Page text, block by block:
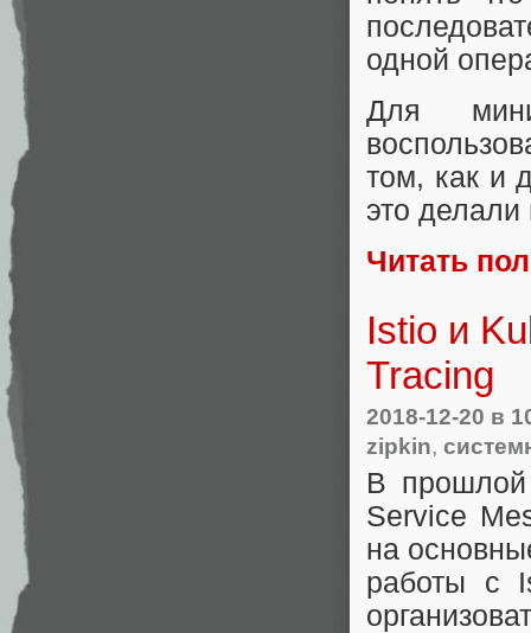
одной
Для
том, как и
это делали
Читать
Istio и
Tracing
2018-12-20 в
zipkin,
В
Service
на
работы с